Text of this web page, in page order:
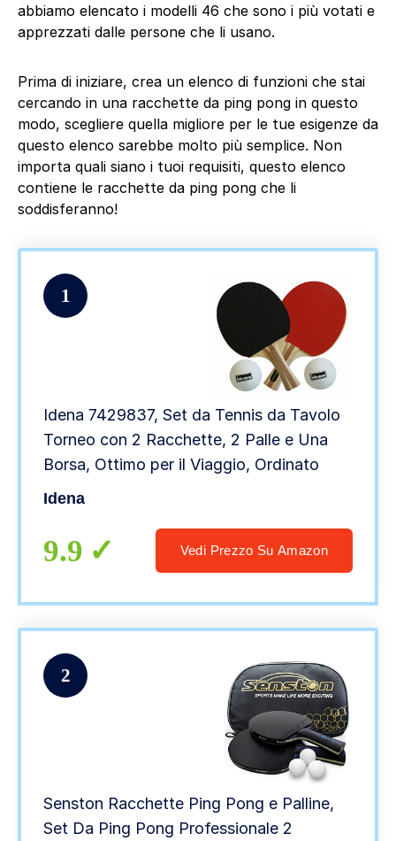
abbiamo elencato i modelli 46 che sono i più votati e
apprezzati dalle persone che li usano.
Prima di iniziare, crea un elenco di funzioni che stai
cercando in una racchette da ping pong in questo
modo, scegliere quella migliore per le tue esigenze da
questo elenco sarebbe molto più semplice. Non
importa quali siano i tuoi requisiti, questo elenco
contiene le racchette da ping pong che li
soddisferanno!
1
Idena 7429837, Set da Tennis da Tavolo
Torneo con 2 Racchette, 2 Palle e Una
Borsa, Ottimo per il Viaggio, Ordinato
Idena
9.9 Vedi Prezzo Su Amazon
2
Senston Racchette Ping Pong e Palline,
Set Da Ping Pong Professionale 2